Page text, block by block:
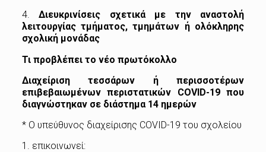
4.Διευκρινίσεις σχετικά με την αναστολή
λειτουργίας τμήματος, τμημάτων ή ολόκληρης
σχολική μονάδας
Τι προβλέπει το νέο πρωτόκολλο
Διαχείριση τεσσάρων ή περισσοτέρων
επιβεβαιωμένων περιστατικών COVID-19 που
διαγνώστηκαν σε διάστημα 14 ημερών
* Ο υπεύθυνος διαχείρισης COVID-19 του σχολείου
1. επικοινωνεί: